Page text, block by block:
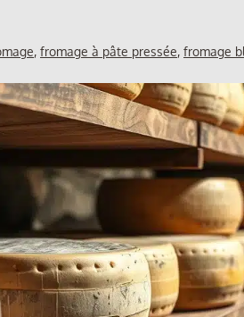
, fromage à pâte pressée, fromage